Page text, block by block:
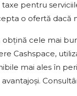
pentru
o ofertă dacă
obțină cele mai
Cashspace,
mai ales în